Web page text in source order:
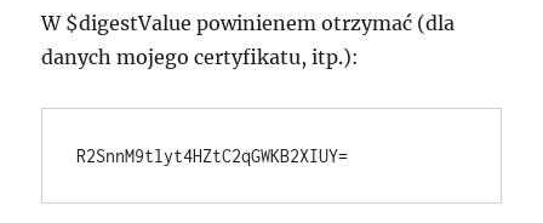
W $digestValue powinienem otrzymać (dla
danych mojego certyfikatu, itp.):
R2SnnM9tlyt4HZtC2qGWKB2XIUY=